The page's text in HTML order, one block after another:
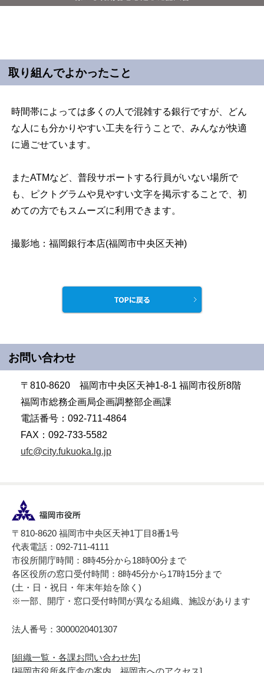
取り組んでよかったこと
時間帯によっては多くの人で混雑する銀行ですが、どん
な人にも分かりやすい工夫を行うことで、みんなが快適
に過ごせています。
またATMなど、普段サポートする行員がいない場所で
も、ピクトグラムや見やすい文字を掲示することで、初
めての方でもスムーズに利用できます。
撮影地：福岡銀行本店(福岡市中央区天神)
お問い合わせ
〒810-8620 福岡市中央区天神1-8-1 福岡市役所8階
福岡市総務企画局企画調整部企画課
電話番号：092-711-4864
FAX：092-733-5582
ufc@city.fukuoka.lg.jp
〒810-8620 福岡市中央区天神1丁目8番1号
代表電話：092-711-4111
市役所開庁時間：8時45分から18時00分まで
各区役所の窓口受付時間：8時45分から17時15分まで
(土・日・祝日・年末年始を除く)
※一部、開庁・窓口受付時間が異なる組織、施設があります
法人番号：3000020401307
[組織一覧・各課お問い合わせ先]
[福岡市役所各庁舎の案内、福岡市へのアクセス]